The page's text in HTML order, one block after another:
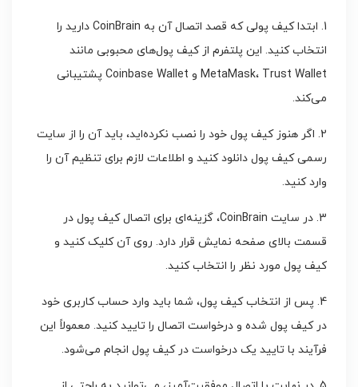
1. ابتدا کیف پولی که قصد اتصال آن به CoinBrain دارید را
انتخاب کنید. این پلتفرم از کیف پول‌های محبوبی مانند
MetaMask، Trust Wallet و Coinbase Wallet پشتیبانی
می‌کند.
2. اگر هنوز کیف پول خود را نصب نکرده‌اید، باید آن را از سایت
رسمی کیف پول دانلود کنید و اطلاعات لازم برای تنظیم آن را
وارد کنید.
3. در سایت CoinBrain، گزینه‌ای برای اتصال کیف پول در
قسمت بالای صفحه نمایش قرار دارد. روی آن کلیک کنید و
کیف پول مورد نظر را انتخاب کنید.
4. پس از انتخاب کیف پول، شما باید وارد حساب کاربری خود
در کیف پول شده و درخواست اتصال را تایید کنید. معمولاً این
فرآیند با تایید یک درخواست در کیف پول انجام می‌شود.